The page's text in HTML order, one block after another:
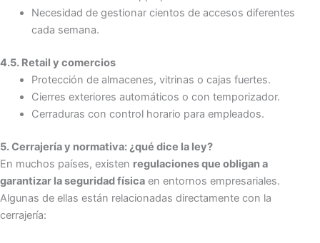
Necesidad de gestionar cientos de accesos diferentes
cada semana.
4.5. Retail y comercios
Protección de almacenes, vitrinas o cajas fuertes.
Cierres exteriores automáticos o con temporizador.
Cerraduras con control horario para empleados.
5. Cerrajería y normativa: ¿qué dice la ley?
En muchos países, existen regulaciones que obligan a
garantizar la seguridad física en entornos empresariales.
Algunas de ellas están relacionadas directamente con la
cerrajería: